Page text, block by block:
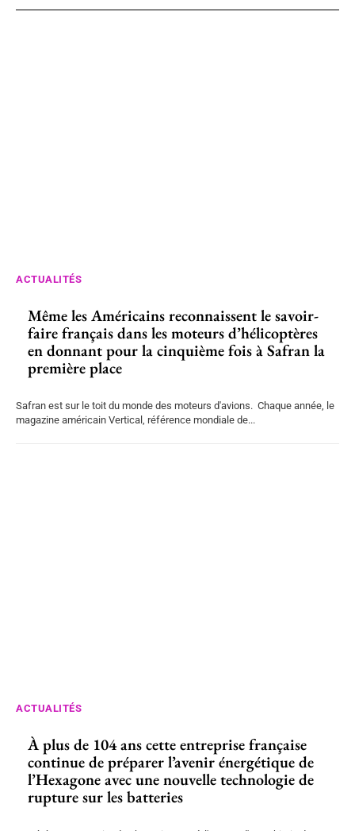
ACTUALITÉS
Même les Américains reconnaissent le savoir-
faire français dans les moteurs d’hélicoptères
en donnant pour la cinquième fois à Safran la
première place
Safran est sur le toit du monde des moteurs d'avions. Chaque année, le
magazine américain Vertical, référence mondiale de...
ACTUALITÉS
À plus de 104 ans cette entreprise française
continue de préparer l’avenir énergétique de
l’Hexagone avec une nouvelle technologie de
rupture sur les batteries